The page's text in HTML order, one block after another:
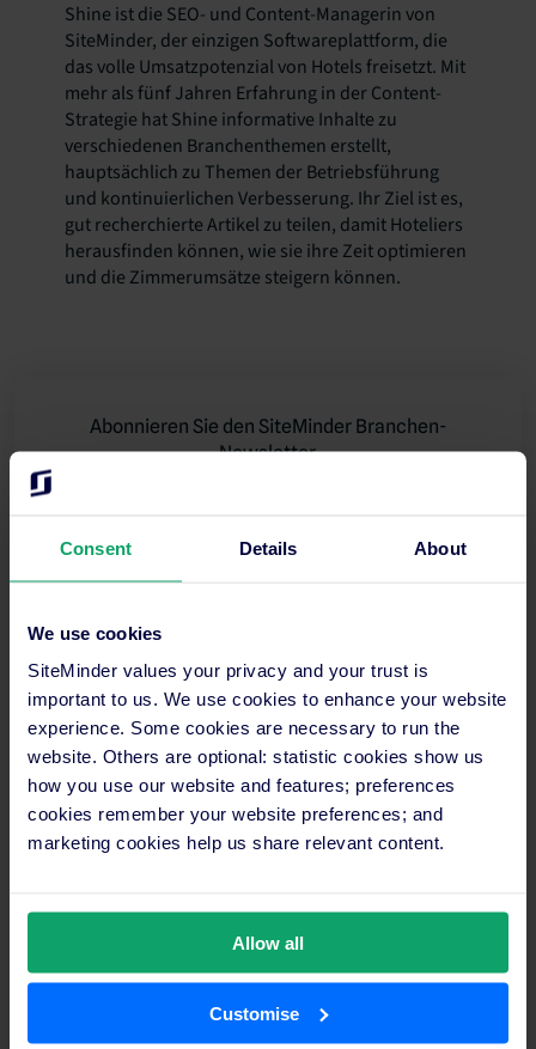
Consent Details About
We use cookies
SiteMinder values your privacy and your trust is
important to us. We use cookies to enhance your website
experience. Some cookies are necessary to run the
website. Others are optional: statistic cookies show us
how you use our website and features; preferences
cookies remember your website preferences; and
marketing cookies help us share relevant content.
Allow all
Customise
Shine ist die SEO- und Content-Managerin von
SiteMinder, der einzigen Softwareplattform, die
das volle Umsatzpotenzial von Hotels freisetzt. Mit
mehr als fünf Jahren Erfahrung in der Content-
Strategie hat Shine informative Inhalte zu
verschiedenen Branchenthemen erstellt,
hauptsächlich zu Themen der Betriebsführung
und kontinuierlichen Verbesserung. Ihr Ziel ist es,
gut recherchierte Artikel zu teilen, damit Hoteliers
herausfinden können, wie sie ihre Zeit optimieren
und die Zimmerumsätze steigern können.
Abonnieren Sie den SiteMinder Branchen-
Newsletter.